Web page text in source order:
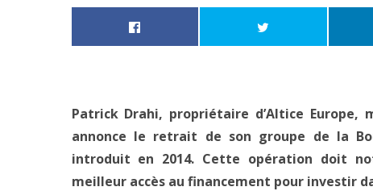
Patrick Drahi, propriétaire d’Altice Europe,
annonce le retrait de son groupe de la
introduit en 2014. Cette opération doit
meilleur accès au financement pour investir